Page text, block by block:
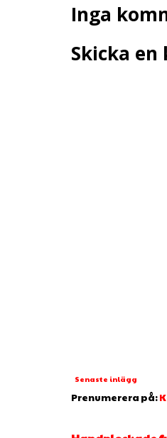
Inga
Skicka
Senaste inlägg
Prenumerera på: